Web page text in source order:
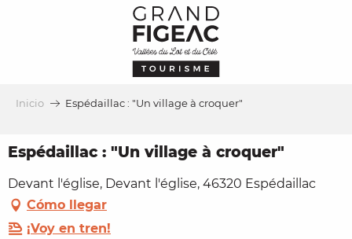
Inicio Espédaillac : "Un village à croquer"
Espédaillac : "Un village à croquer"
Devant l'église, Devant l'église, 46320 Espédaillac
Cómo llegar
¡Voy en tren!